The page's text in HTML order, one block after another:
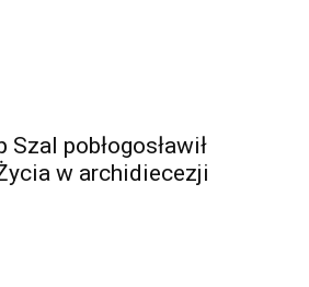
Szal pobłogosławił
w archidiecezji